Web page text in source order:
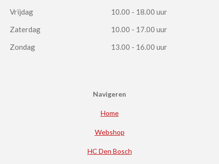
Vrijdag
10.00 - 18.00 uur
Zaterdag
10.00 - 17.00 uur
Zondag
13.00 - 16.00 uur
Navigeren
Home
Webshop
HC Den Bosch